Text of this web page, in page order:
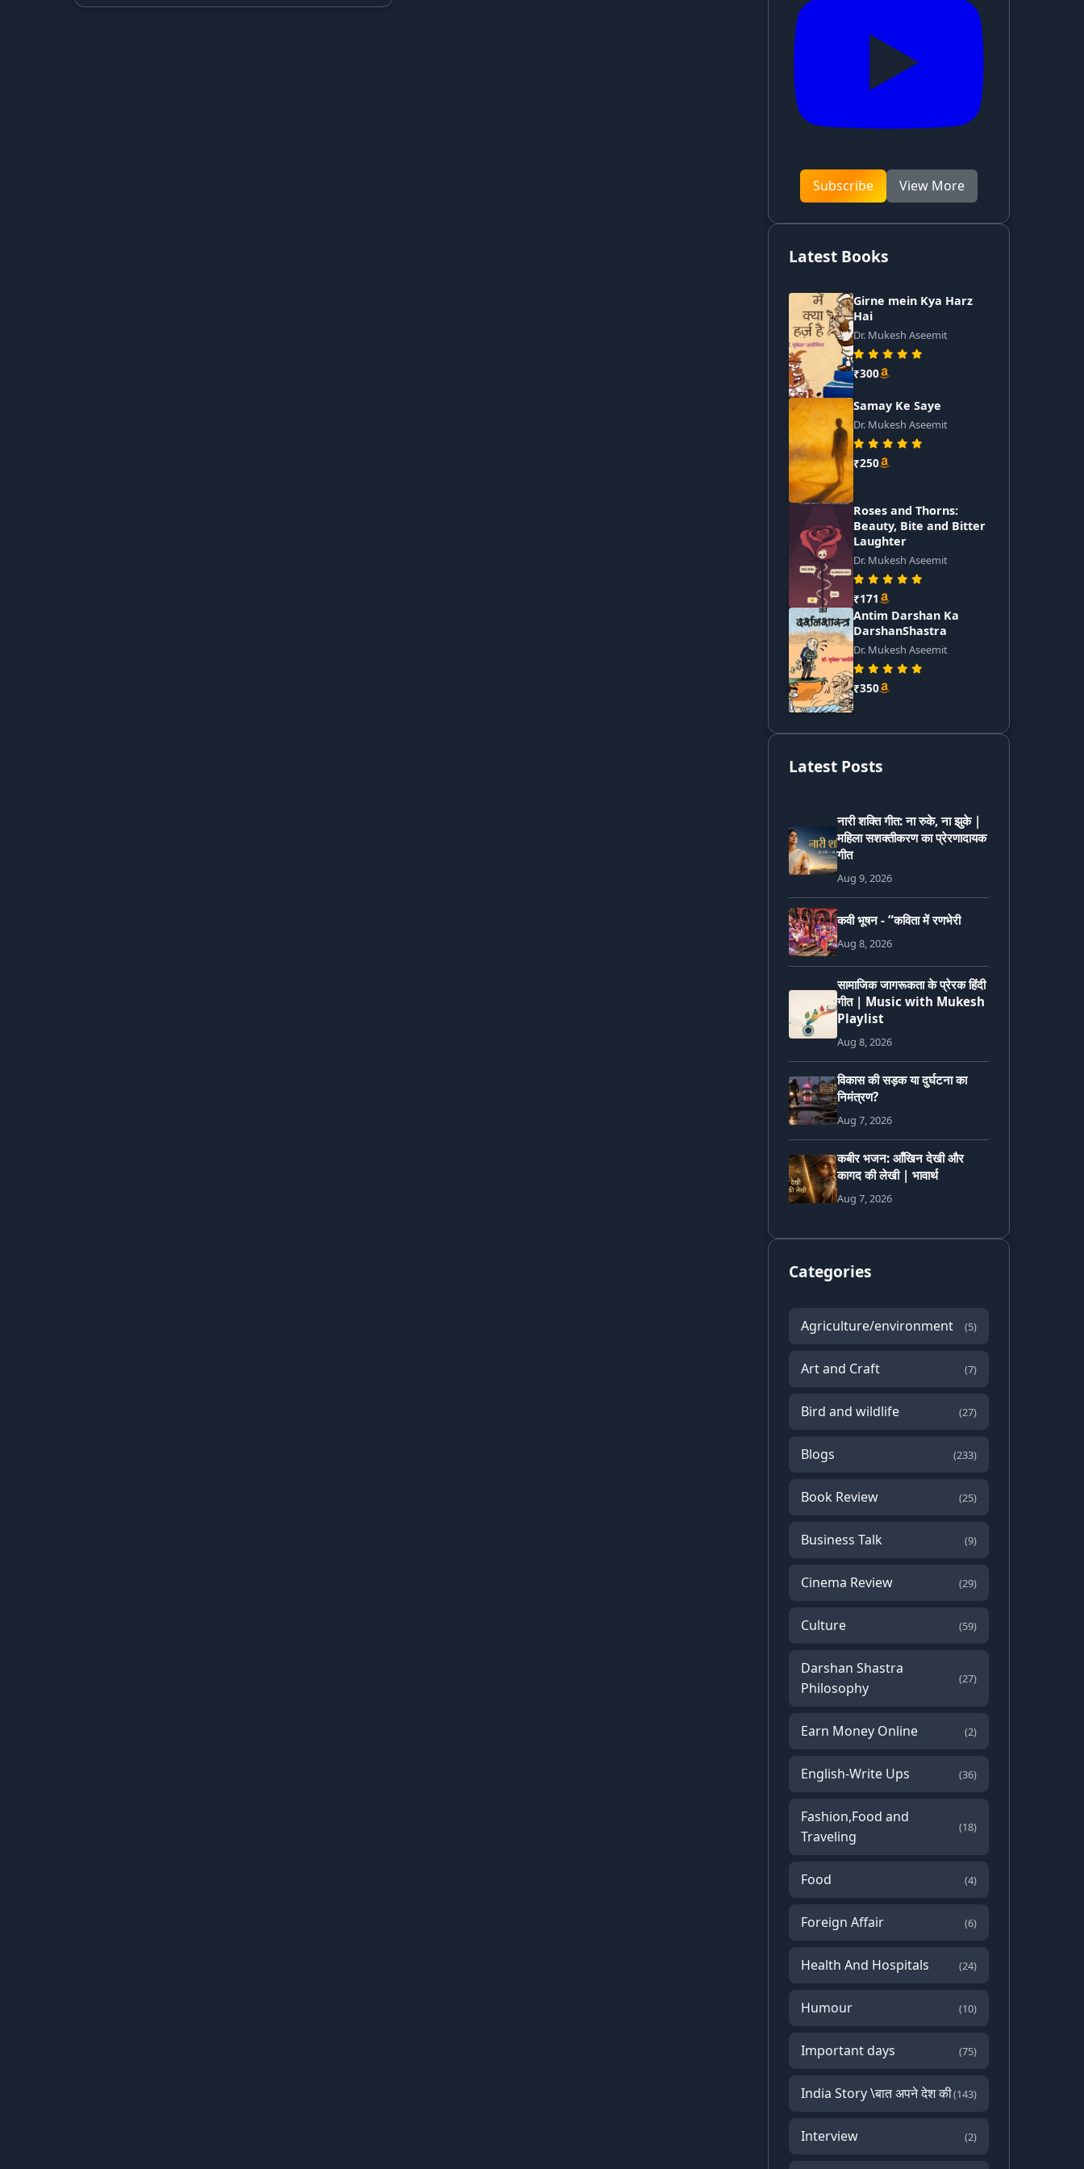
Subscribe View More
Latest Books
Girne mein Kya Harz
Hai
Dr. Mukesh Aseemit
₹300
Samay Ke Saye
Dr. Mukesh Aseemit
₹250
Roses and Thorns:
Beauty, Bite and Bitter
Laughter
Dr. Mukesh Aseemit
₹171
Antim Darshan Ka
DarshanShastra
Dr. Mukesh Aseemit
₹350
Latest Posts
नारी शक्ति गीत: ना रुके, ना झुके |
महिला सशक्तीकरण का प्रेरणादायक
गीत
Aug 9, 2026
कवी भूषन - “कविता में रणभेरी
Aug 8, 2026
सामाजिक जागरूकता के प्रेरक हिंदी
गीत | Music with Mukesh
Playlist
Aug 8, 2026
विकास की सड़क या दुर्घटना का
निमंत्रण?
Aug 7, 2026
कबीर भजन: आँखिन देखी और
कागद की लेखी | भावार्थ
Aug 7, 2026
Categories
Agriculture/environment (5)
Art and Craft (7)
Bird and wildlife (27)
Blogs (233)
Book Review (25)
Business Talk (9)
Cinema Review (29)
Culture (59)
Darshan Shastra
Philosophy
(27)
Earn Money Online (2)
English-Write Ups (36)
Fashion,Food and
Traveling
(18)
Food (4)
Foreign Affair (6)
Health And Hospitals (24)
Humour (10)
Important days (75)
India Story \बात अपने देश की(143)
Interview (2)